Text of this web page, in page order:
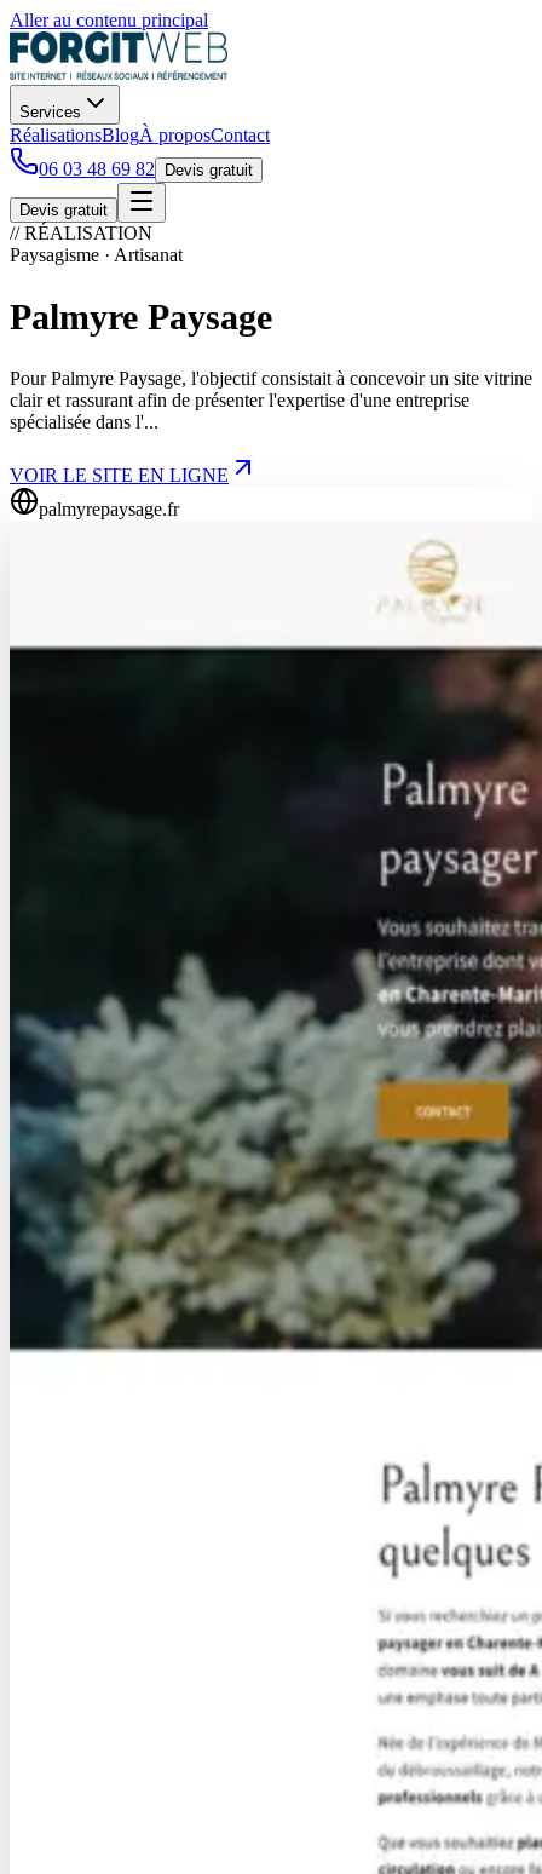
Aller au contenu principal
Services
RéalisationsBlogÀ proposContact
06 03 48 69 82
Devis gratuit
Devis gratuit
// RÉALISATION
Paysagisme · Artisanat
Palmyre Paysage
Pour Palmyre Paysage, l'objectif consistait à concevoir un site vitrine
clair et rassurant afin de présenter l'expertise d'une entreprise
spécialisée dans l'...
VOIR LE SITE EN LIGNE
palmyrepaysage.fr